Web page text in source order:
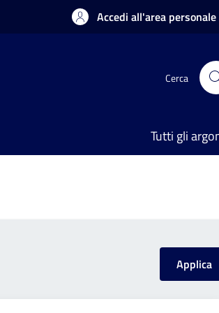
Accedi all'area personale
Cerca
Tutti gli